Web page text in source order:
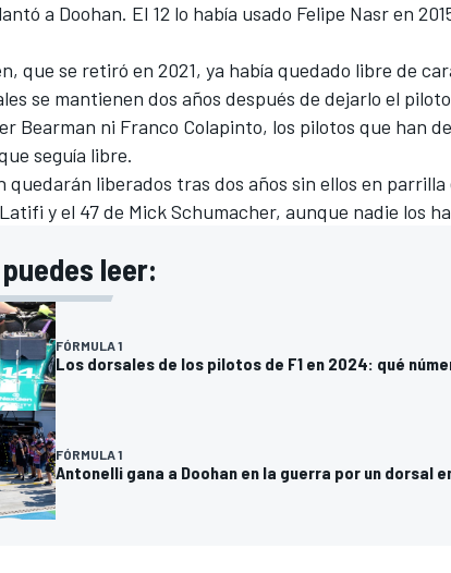
a Doohan. El 12 lo había usado Felipe Nasren
que se retiró en 2021, ya había quedado libre de
se mantienen dos años después de dejarlo el
Bearman ni Franco Colapinto, los pilotos que han
seguía libre.
quedarán liberados tras dos años sin ellos en
y el 47 de Mick Schumacher, aunque nadie los
leer:
FÓRMULA 1
Los dorsales de los pilotos de F1 en 2024: qué
FÓRMULA 1
Antonelli gana a Doohan en la guerra por un dorsal